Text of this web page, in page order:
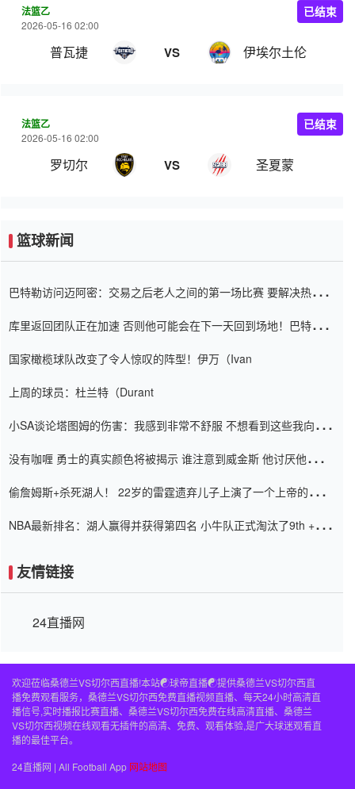
法篮乙
2026-05-16 02:00
普瓦捷 VS 伊埃尔土伦
已结束
法篮乙
2026-05-16 02:00
罗切尔 VS 圣夏蒙
已结束
篮球新闻
巴特勒访问迈阿密：交易之后老人之间的第一场比赛 要解决热情的
库里返回团队正在加速 否则他可能会在下一天回到场地！巴特勒迈
国家橄榄球队改变了令人惊叹的阵型！伊万（Ivan
上周的球员：杜兰特（Durant
小SA谈论塔图姆的伤害：我感到非常不舒服 不想看到这些我向他
没有咖喱 勇士的真实颜色将被揭示 谁注意到威金斯 他讨厌他的老
偷詹姆斯+杀死湖人！ 22岁的雷霆遗弃儿子上演了一个上帝的剧
NBA最新排名：湖人赢得并获得第四名 小牛队正式淘汰了9th + 76
友情链接
24直播网
欢迎莅临桑德兰VS切尔西直播!本站☯球帝直播☯提供桑德兰VS切尔西直
播免费观看服务，桑德兰VS切尔西免费直播视频直播、每天24小时高清直
播信号,实时播报比赛直播、桑德兰VS切尔西免费在线高清直播、桑德兰
VS切尔西视频在线观看无插件的高清、免费、观看体验,是广大球迷观看直
播的最佳平台。
24直播网 | All Football App 网站地图